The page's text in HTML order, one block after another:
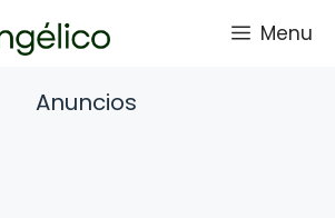
Menu
Anuncios